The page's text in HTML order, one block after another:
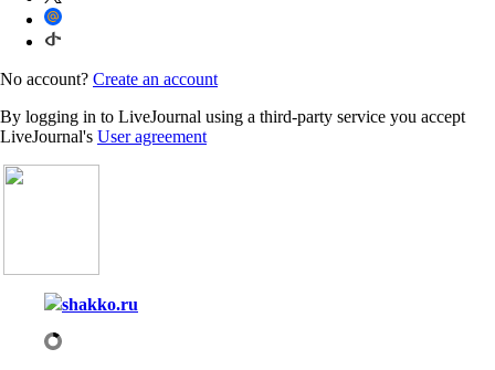
No account? Create an account
By logging in to LiveJournal using a third-party service you accept
LiveJournal's User agreement
shakko.ru